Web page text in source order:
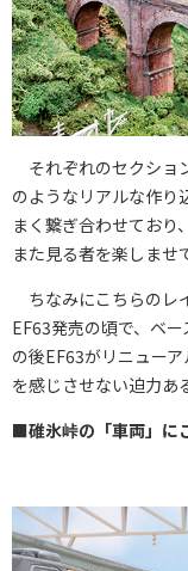
それぞれのセクショ
のようなリアルな作り
まく繋ぎ合わせており
また見る者を楽しませ
ちなみにこちらのレ
EF63発売の頃で、ベ
の後EF63がリニュー
を感じさせない迫力あ
■碓氷峠の「車両」に